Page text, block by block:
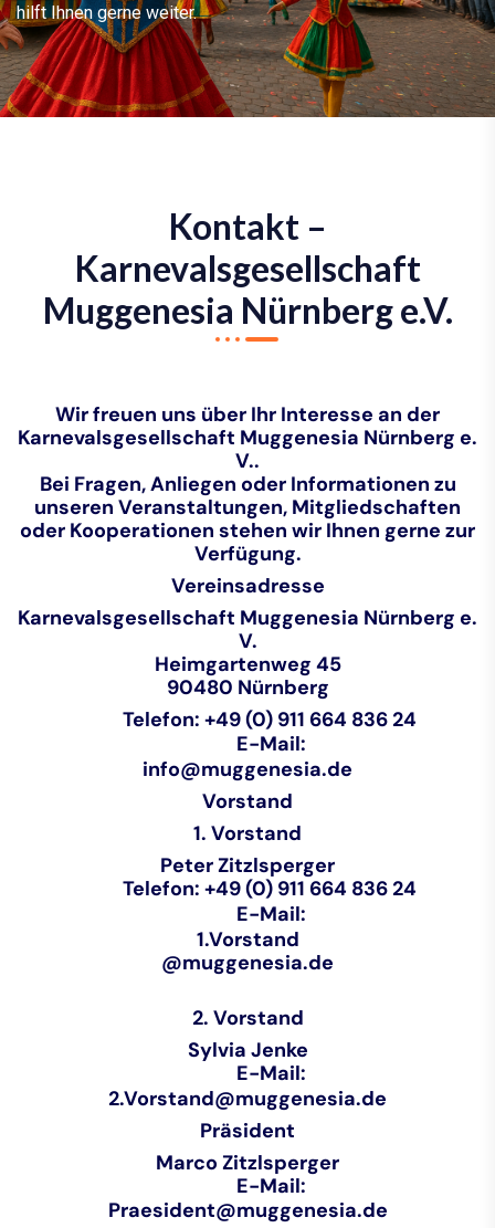
hilft Ihnen gerne weiter.
Kontakt –
Karnevalsgesellschaft
Muggenesia Nürnberg e.V.
Wir freuen uns über Ihr Interesse an der
Karnevalsgesellschaft Muggenesia Nürnberg e.
V..
Bei Fragen, Anliegen oder Informationen zu
unseren Veranstaltungen, Mitgliedschaften
oder Kooperationen stehen wir Ihnen gerne zur
Verfügung.
Vereinsadresse
Karnevalsgesellschaft Muggenesia Nürnberg e.
V.
Heimgartenweg 45
90480 Nürnberg
Telefon: +49 (0) 911 664 836 24
E-Mail:
info@muggenesia.de
Vorstand
1. Vorstand
Peter Zitzlsperger
Telefon: +49 (0) 911 664 836 24
E-Mail:
1.Vorstand
@muggenesia.de
2. Vorstand
Sylvia Jenke
E-Mail:
2.Vorstand@muggenesia.de
Präsident
Marco Zitzlsperger
E-Mail:
Praesident@muggenesia.de